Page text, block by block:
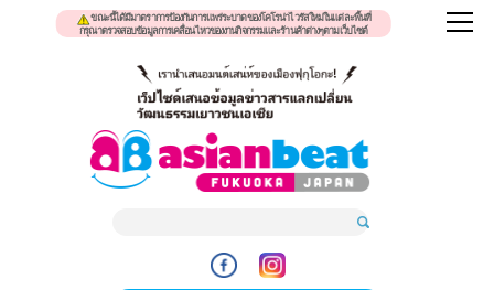
ขณะนี้ได้มีมาตราการป้องกันการแพร่ระบาดของโคโรน่าไวรัสใหม่ในแต่ละพื้นที่
กรุณาตรวจสอบข้อมูลการเคลื่อนไหวของงานกิจกรรมและร้านค้าต่างๆตามเว็บไซต์